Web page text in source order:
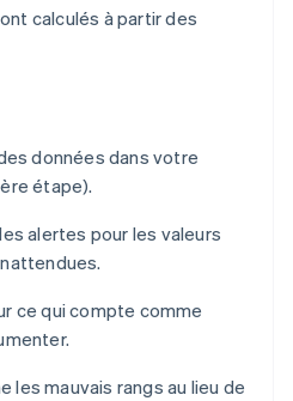
calculés à partir des
données dans votre
étape).
alertes pour les valeurs
ce qui compte comme
les mauvais rangs au lieu de